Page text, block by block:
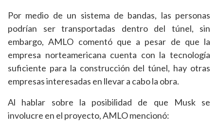
Por medio de un sistema de bandas, las personas
podrían ser transportadas dentro del túnel, sin
embargo, AMLO comentó que a pesar de que la
empresa norteamericana cuenta con la tecnología
suficiente para la construcción del túnel, hay otras
empresas interesadas en llevar a cabo la obra.
Al hablar sobre la posibilidad de que Musk se
involucre en el proyecto, AMLO mencionó: